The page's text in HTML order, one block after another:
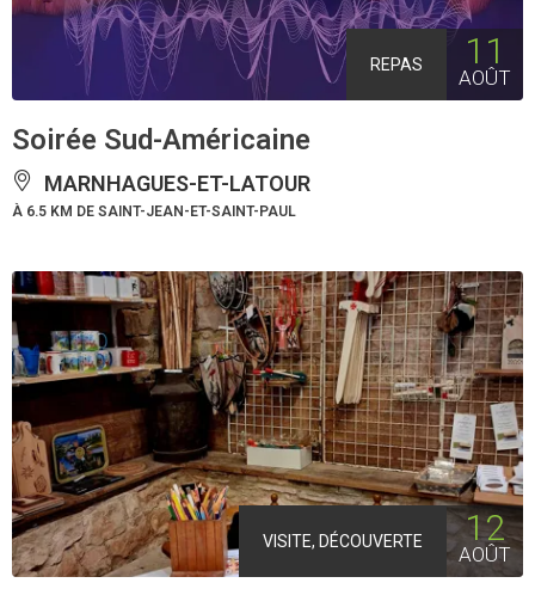
REPAS 11
AOÛT
Soirée Sud-Américaine
MARNHAGUES-ET-LATOUR
À 6.5 KM DE SAINT-JEAN-ET-SAINT-PAUL
VISITE, DÉCOUVERTE 12
AOÛT